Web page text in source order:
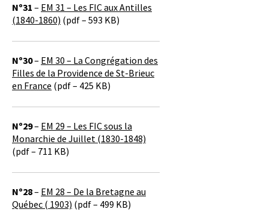
Nº31 – EM 31 – Les FIC aux Antilles
(1840-1860) (pdf – 593 KB)
Nº30– EM 30 – La Congrégation des
Filles de la Providence de St-Brieuc
en France (pdf – 425 KB)
Nº29– EM 29 – Les FIC sous la
Monarchie de Juillet (1830-1848)
(pdf – 711 KB)
Nº28– EM 28 – De la Bretagne au
Québec ( 1903) (pdf – 499 KB)